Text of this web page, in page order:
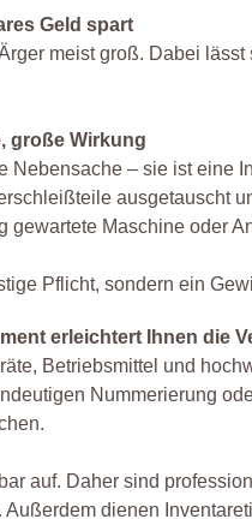
Geld spart
meist groß. Dabei
große Wirkung
Nebensache – sie ist eine
ausgetauscht
gewartete Maschine oder
Pflicht, sondern ein
erleichtert Ihnen die
Betriebsmittel und
Nummerierung
auf. Daher sind
dienen